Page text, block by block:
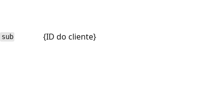
sub {ID do cliente}